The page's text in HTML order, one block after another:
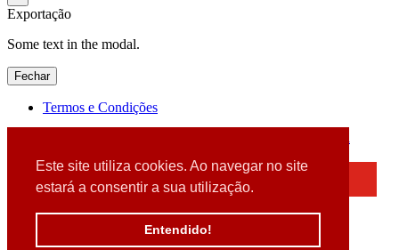
Este site utiliza cookies. Ao navegar no site
estará a consentir a sua utilização.
Entendido!
Exportação
Some text in the modal.
Fechar
Termos e Condições
Detectamos que está a usar um browser desatualizado
Por favor, atualize o seu browser
para garantir uma melhor experiência.